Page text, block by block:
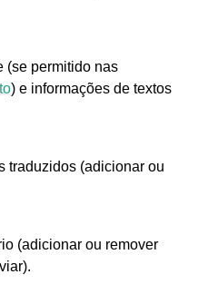
(se permitido nas
) e informações de textos
traduzidos (adicionar ou
(adicionar ou remover